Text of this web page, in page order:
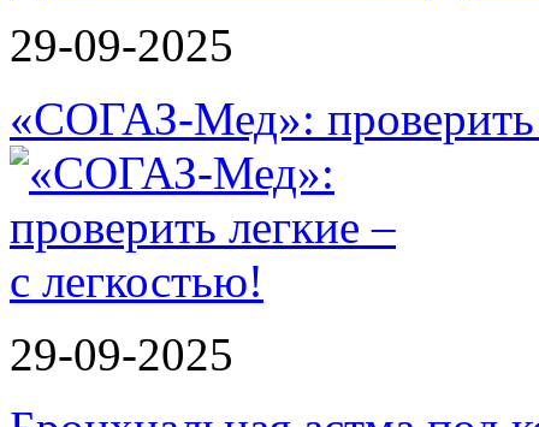
29-09-2025
«СОГАЗ-Мед»: проверить
29-09-2025